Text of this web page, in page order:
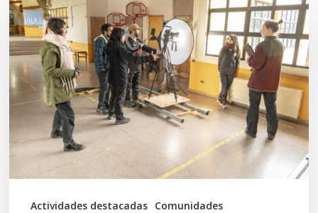
Actividades destacadas Comunidades
el
agua
del
mar:
largometraje
de
ficción
se
graba